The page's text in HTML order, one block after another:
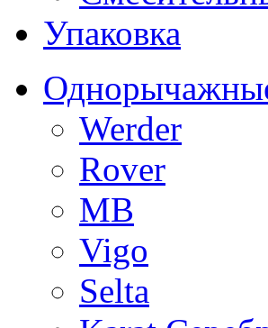
Упаковка
Werder
Rover
MB
Vigo
Selta